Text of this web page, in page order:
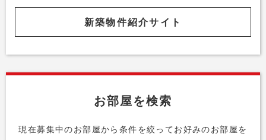
新築物件紹介サイト
お部屋を検索
現在募集中のお部屋から条件を絞ってお好みのお部屋を